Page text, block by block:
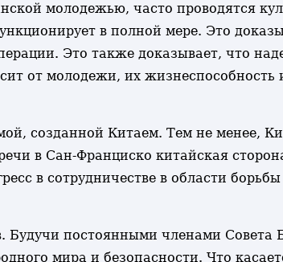
молодежью, часто проводятся
в полной мере. Это
Это также доказывает, что
от молодежи, их жизнеспособность
созданной Китаем. Тем не менее,
в Сан-Франциско китайская
в сотрудничестве в области
постоянными членами Совета
мира и безопасности. Что